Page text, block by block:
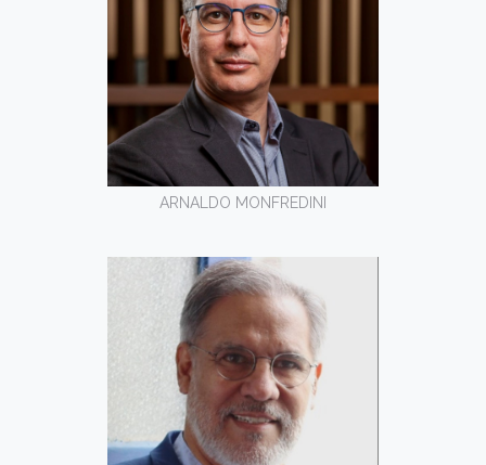
ARNALDO MONFREDINI